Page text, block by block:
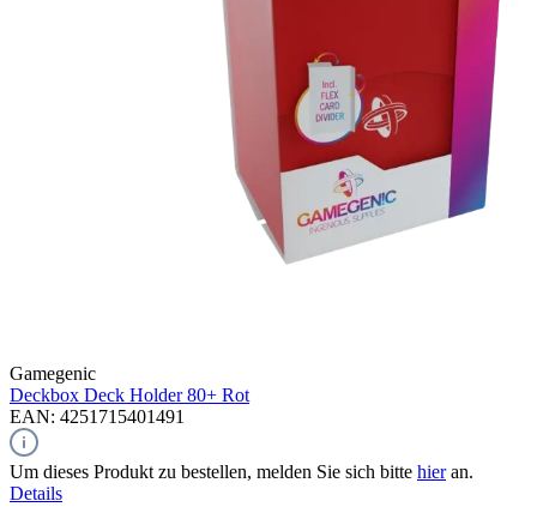
Gamegenic
Deckbox Deck Holder 80+ Rot
EAN: 4251715401491
Um dieses Produkt zu bestellen, melden Sie sich bitte hieran.
Details